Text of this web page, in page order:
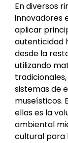
En diversos
innovadores
aplicar
autenticidad
desde la
utilizando
sistemas de
museísticos.
ellas es la
ambiental
cultural para